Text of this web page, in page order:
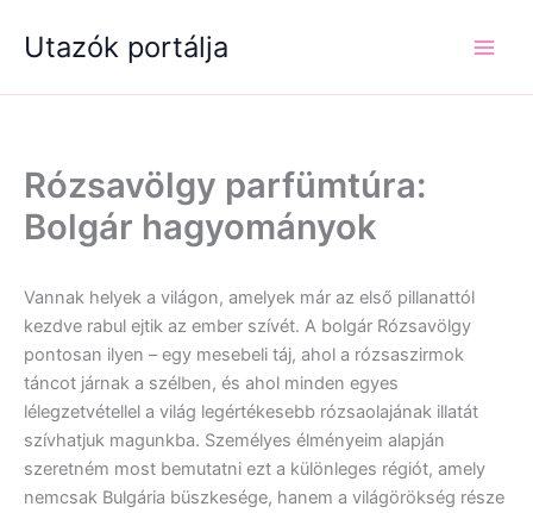
Utazók portálja
Rózsavölgy parfümtúra:
Bolgár hagyományok
Vannak helyek a világon, amelyek már az első pillanattól
kezdve rabul ejtik az ember szívét. A bolgár Rózsavölgy
pontosan ilyen – egy mesebeli táj, ahol a rózsaszirmok
táncot járnak a szélben, és ahol minden egyes
lélegzetvétellel a világ legértékesebb rózsaolajának illatát
szívhatjuk magunkba. Személyes élményeim alapján
szeretném most bemutatni ezt a különleges régiót, amely
nemcsak Bulgária büszkesége, hanem a világörökség része